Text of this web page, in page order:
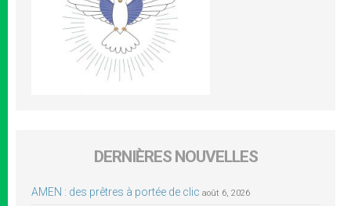
DERNIÈRES NOUVELLES
AMEN : des prêtres à portée de clic août 6, 2026